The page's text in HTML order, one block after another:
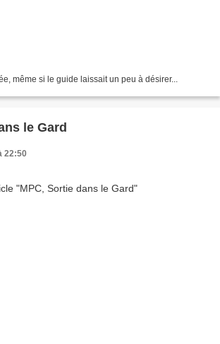
même si le guide laissait un peu à désirer...
le Gard
22:50